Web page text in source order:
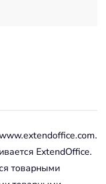
ExtendOffice.
товарными